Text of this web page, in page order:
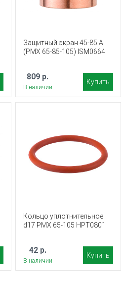
Защитный экран 45-85 А
(PMX 65-85-105) ISM0664
809 р.
В наличии
Купить
Кольцо уплотнительное
d17 PMX 65-105 HPT0801
42 р.
В наличии
Купить